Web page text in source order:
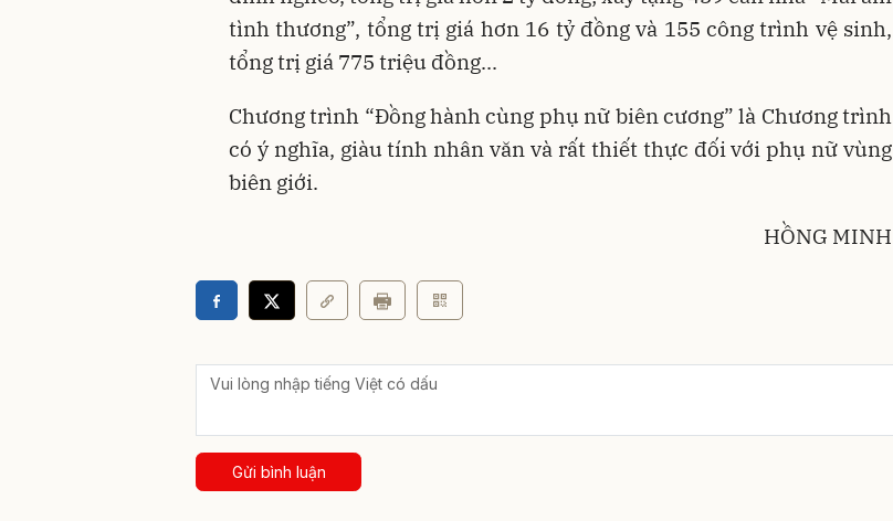
tình thương”, tổng trị giá hơn 16 tỷ đồng và 155 công trình vệ sinh,
tổng trị giá 775 triệu đồng...
Chương trình “Ðồng hành cùng phụ nữ biên cương” là Chương trình
có ý nghĩa, giàu tính nhân văn và rất thiết thực đối với phụ nữ vùng
biên giới.
HỒNG MINH
Gửi bình luận